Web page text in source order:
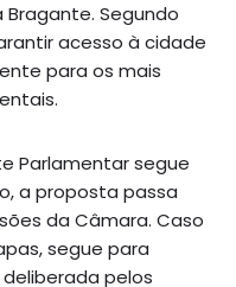
Bragante. Segundo
acesso à cidade
para os mais
Parlamentar segue
a proposta passa
da Câmara. Caso
segue para
pelos